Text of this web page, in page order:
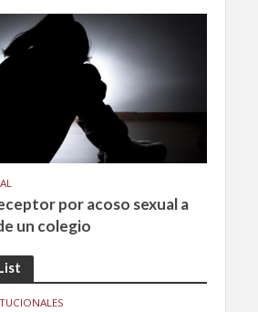
por acoso sexual a
un colegio